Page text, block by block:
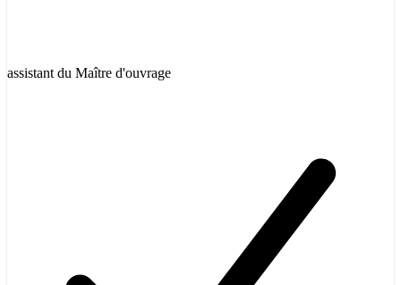
assistant du Maître d'ouvrage